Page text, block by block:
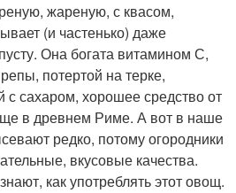
жареную, с квасом,
(и частенько) даже
Она богата витамином С,
потертой на терке,
сахаром, хорошее средство от
в древнем Риме. А вот в наше
редко, потому огородники
вкусовые качества.
как употреблять этот овощ.